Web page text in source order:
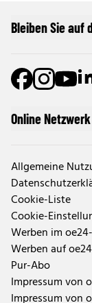
Online
Allgemeine
Cookie-Liste
Cookie-
Werben im
Werben auf
Pur-Abo
Impressum von
Impressum von
Bleiben Sie auf